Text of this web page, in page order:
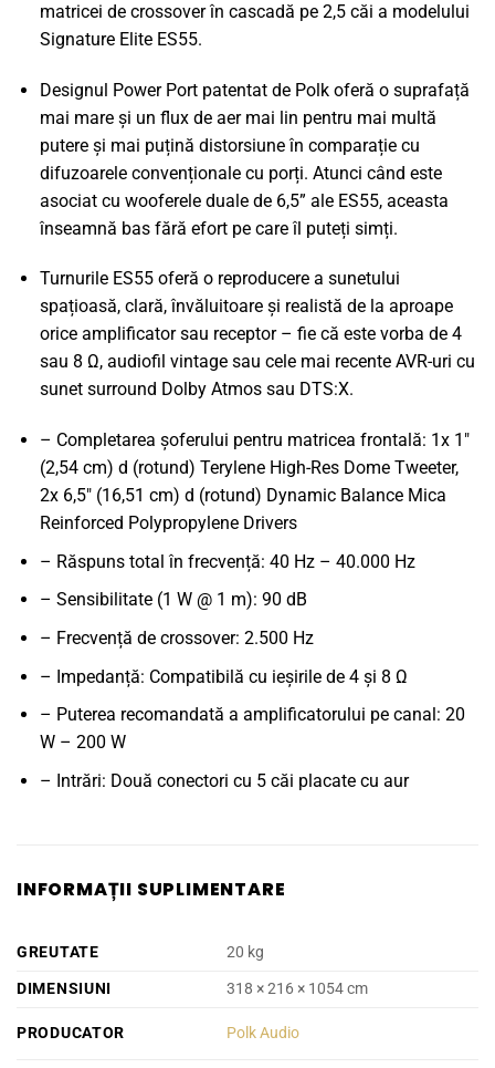
matricei de crossover în cascadă pe 2,5 căi a modelului
Signature Elite ES55.
Designul Power Port patentat de Polk oferă o suprafață
mai mare și un flux de aer mai lin pentru mai multă
putere și mai puțină distorsiune în comparație cu
difuzoarele convenționale cu porți. Atunci când este
asociat cu wooferele duale de 6,5” ale ES55, aceasta
înseamnă bas fără efort pe care îl puteți simți.
Turnurile ES55 oferă o reproducere a sunetului
spațioasă, clară, învăluitoare și realistă de la aproape
orice amplificator sau receptor – fie că este vorba de 4
sau 8 Ω, audiofil vintage sau cele mai recente AVR-uri cu
sunet surround Dolby Atmos sau DTS:X.
– Completarea șoferului pentru matricea frontală: 1x 1"
(2,54 cm) d (rotund) Terylene High-Res Dome Tweeter,
2x 6,5" (16,51 cm) d (rotund) Dynamic Balance Mica
Reinforced Polypropylene Drivers
– Răspuns total în frecvență: 40 Hz – 40.000 Hz
– Sensibilitate (1 W @ 1 m): 90 dB
– Frecvență de crossover: 2.500 Hz
– Impedanță: Compatibilă cu ieșirile de 4 și 8 Ω
– Puterea recomandată a amplificatorului pe canal: 20
W – 200 W
– Intrări: Două conectori cu 5 căi placate cu aur
INFORMAȚII SUPLIMENTARE
GREUTATE
20 kg
DIMENSIUNI
318 × 216 × 1054 cm
PRODUCATOR Polk Audio